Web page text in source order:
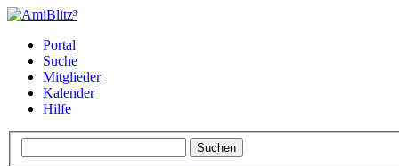
Portal
Suche
Mitglieder
Kalender
Hilfe